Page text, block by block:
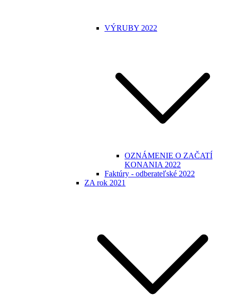
VÝRUBY 2022
OZNÁMENIE O ZAČATÍ
KONANIA 2022
Faktúry - odberateľské 2022
ZA rok 2021